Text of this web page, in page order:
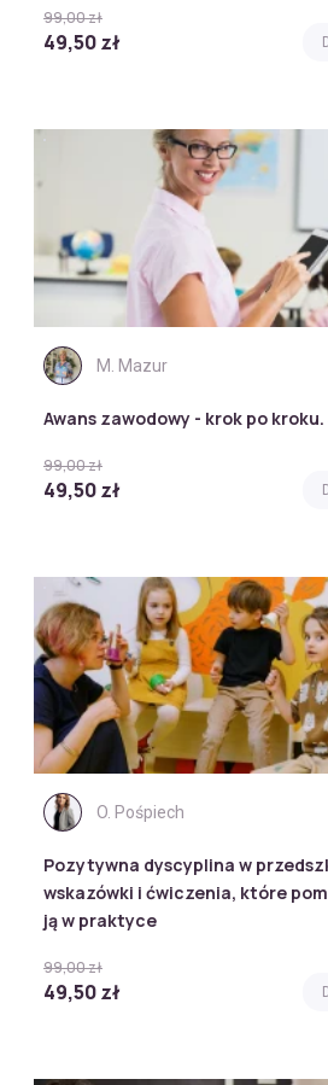
99,00 zł
49,50 zł
M. Mazur
Awans zawodowy - krok po
99,00 zł
49,50 zł
O. Pośpiech
Pozytywna dyscyplina w
wskazówki i ćwiczenia, które
ją w praktyce
99,00 zł
49,50 zł